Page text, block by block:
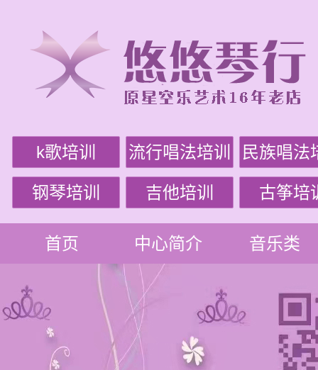
k歌培训 流行唱法培训 民族唱法
钢琴培训 吉他培训 古筝培
首页 中心简介 音乐类